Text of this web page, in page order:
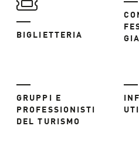
BIGLIETTERIA
GRUPPI E
PROFESSIONISTI
DEL TURISMO